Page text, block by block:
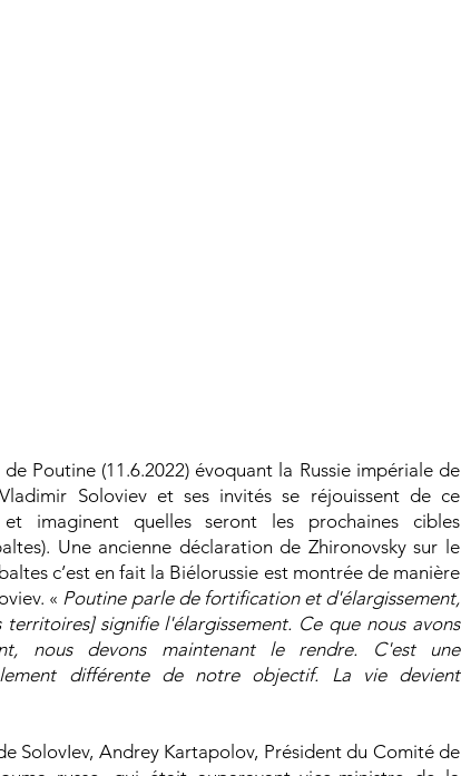
Poutine (11.6.2022) évoquant la Russie impériale de
Soloviev et ses invités se réjouissent de ce
imaginent quelles seront les prochaines cibles
Une ancienne déclaration de Zhironovsky sur le
c’est en fait la Biélorussie est montrée de manière
« Poutine parle de fortification et d'élargissement,
signifie l'élargissement. Ce que nous avons
nous devons maintenant le rendre. C'est une
différente de notre objectif. La vie devient
SolovIev, Andrey Kartapolov, Président du Comité de